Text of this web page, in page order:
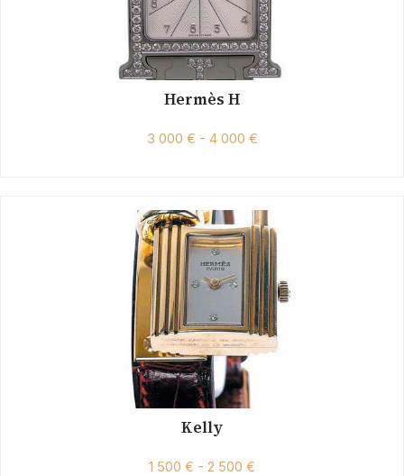
Hermès H
3 000 € - 4 000 €
Kelly
1 500 € - 2 500 €